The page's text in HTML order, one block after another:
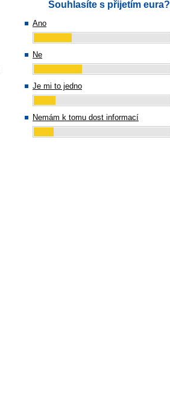
Souhlasíte s přijetím eura?
Ano
Ne
Je mi to jedno
Nemám k tomu dost informací